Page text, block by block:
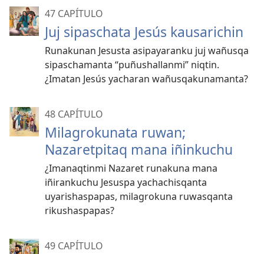
47 CAPÍTULO
Juj sipaschata Jesús kausarichin
Runakunan Jesusta asipayaranku juj wañusqa
sipaschamanta “puñushallanmi” niqtin.
¿Imatan Jesús yacharan wañusqakunamanta?
48 CAPÍTULO
Milagrokunata ruwan;
Nazaretpitaq mana iñinkuchu
¿Imanaqtinmi Nazaret runakuna mana
iñirankuchu Jesuspa yachachisqanta
uyarishaspapas, milagrokuna ruwasqanta
rikushaspapas?
49 CAPÍTULO